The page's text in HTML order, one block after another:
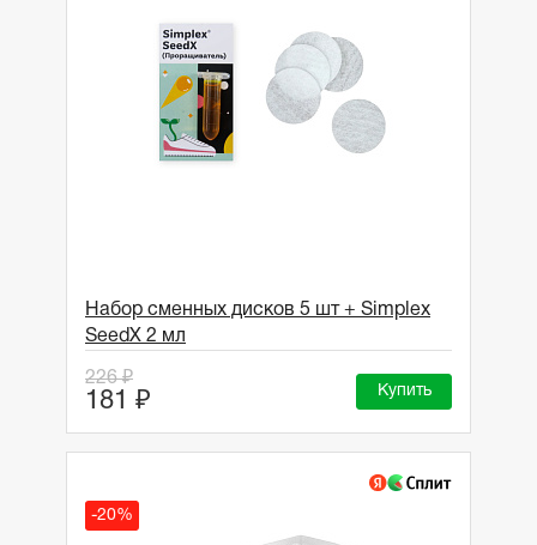
Набор сменных дисков 5 шт + Simplex
SeedX 2 мл
226 ₽
181 ₽ Купить
-20%